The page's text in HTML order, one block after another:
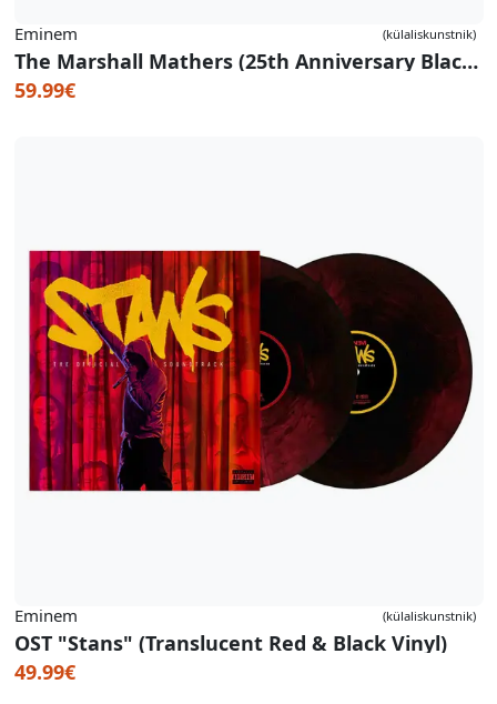
Eminem (külaliskunstnik)
The Marshall Mathers (25th Anniversary Black Vinyl Edition)
59.99€
Eminem (külaliskunstnik)
OST "Stans" (Translucent Red & Black Vinyl)
49.99€